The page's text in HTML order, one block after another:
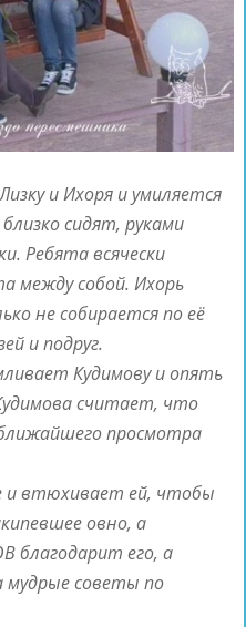
и Ихоря и умиляется
сидят, руками
Ребята всячески
между собой. Ихорь
не собирается по её
и подруг.
Кудимову и опять
считает, что
просмотра
и втюхивает ей, чтобы
овно, а
благодарит его, а
мудрые советы по